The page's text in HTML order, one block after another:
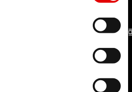
TECHNOLOGIE